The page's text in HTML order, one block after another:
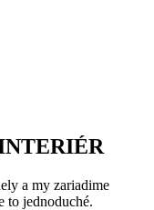
a my zariadime
to jednoduché.